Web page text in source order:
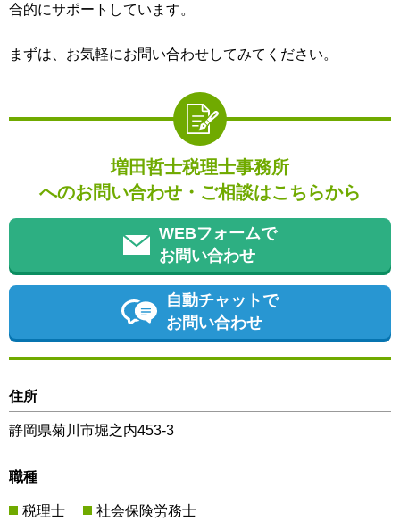
合的にサポートしています。
まずは、お気軽にお問い合わせしてみてください。
増田哲士税理士事務所
へのお問い合わせ・ご相談はこちらから
WEBフォームで
お問い合わせ
自動チャットで
お問い合わせ
住所
静岡県菊川市堀之内453-3
職種
税理士 社会保険労務士